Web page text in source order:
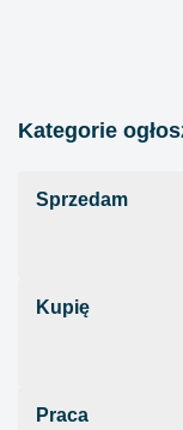
Kategorie
Sprzedam
Kupię
Praca